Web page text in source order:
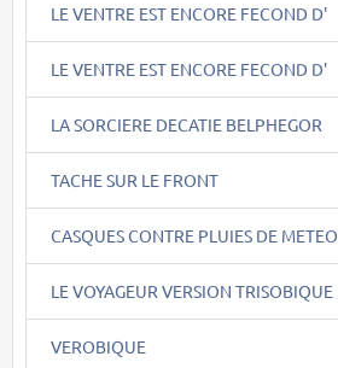
LE VENTRE EST ENCORE FECOND D'
LE VENTRE EST ENCORE FECOND D'
LA SORCIERE DECATIE BELPHEGOR
TACHE SUR LE FRONT
CASQUES CONTRE PLUIES DE METEO
LE VOYAGEUR VERSION TRISOBIQUE
VEROBIQUE